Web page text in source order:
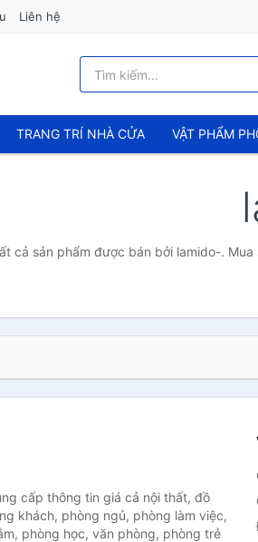
Liên hệ
TRANG TRÍ NHÀ CỬA VẬT PHẨM
cả sản phẩm được bán bởi lamido-.
cấp thông tin giá cả nội thất, đồ
khách, phòng ngủ, phòng làm việc,
phòng học, văn phòng, phòng trẻ